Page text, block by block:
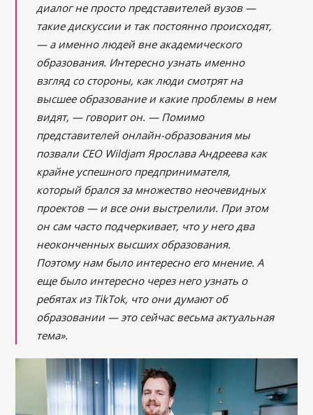
диалог не просто представителей вузов ―
такие дискуссии и так постоянно происходят,
— а именно людей вне академического
образования. Интересно узнать именно
взгляд со стороны, как люди смотрят на
высшее образование и какие проблемы в нем
видят, ― говорит он. ― Помимо
представителей онлайн-образования мы
позвали CEO Wildjam Ярослава Андреева как
крайне успешного предпринимателя,
который брался за множество неочевидных
проектов ― и все они выстрелили. При этом
он сам часто подчеркивает, что у него два
неоконченных высших образования.
Поэтому нам было интересно его мнение. А
еще было интересно через него узнать о
ребятах из TikTok, что они думают об
образовании ― это сейчас весьма актуальная
тема».